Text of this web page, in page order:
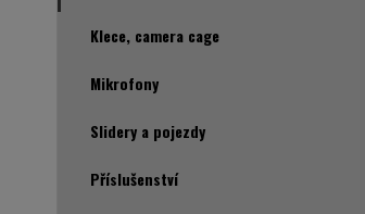
Klece, camera cage
Mikrofony
Slidery a pojezdy
Příslušenství